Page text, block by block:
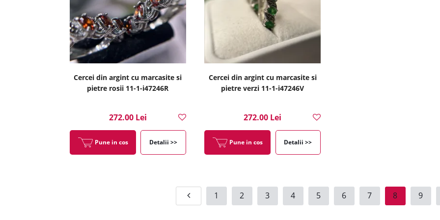
Cercei din argint cu marcasite si
pietre rosii 11-1-i47246R
272.00 Lei
Pune in cos Detalii >>
Cercei din argint cu marcasite si
pietre verzi 11-1-i47246V
272.00 Lei
Pune in cos Detalii >>
1 2 3 4 5 6 7 8 9